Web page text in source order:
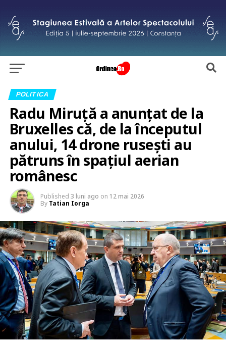
POLITICA
Radu Miruță a anunțat de la
Bruxelles că, de la începutul
anului, 14 drone rusești au
pătruns în spațiul aerian
românesc
Published 3 luni ago on 12 mai 2026
By Tatian Iorga